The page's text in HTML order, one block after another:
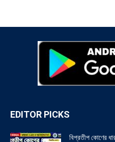
EDITOR PICKS
বিপ্রতীপ কোণের